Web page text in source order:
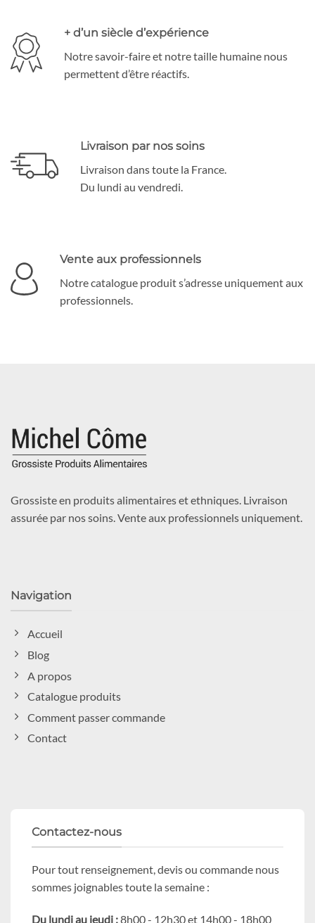
+ d’un siècle d’expérience
Notre savoir-faire et notre taille humaine nous
permettent d’être réactifs.
Livraison par nos soins
Livraison dans toute la France.
Du lundi au vendredi.
Vente aux professionnels
Notre catalogue produit s’adresse uniquement aux
professionnels.
Grossiste en produits alimentaires et ethniques. Livraison
assurée par nos soins. Vente aux professionnels uniquement.
Navigation
Accueil
Blog
A propos
Catalogue produits
Comment passer commande
Contact
Contactez-nous
Pour tout renseignement, devis ou commande nous
sommes joignables toute la semaine :
Du lundi au jeudi :8h00 - 12h30 et 14h00 - 18h00